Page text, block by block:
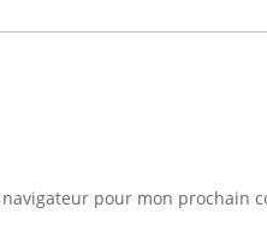
pour mon prochain